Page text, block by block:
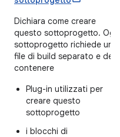
Dichiara come creare
questo sottoprogetto.
sottoprogetto richiede un
file di build separato e
contenere
Plug-in utilizzati per
creare questo
sottoprogetto
i blocchi di